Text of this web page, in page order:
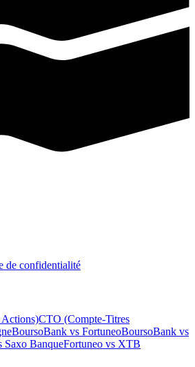
de confidentialité
Actions)CTO (Compte‑Titres
BoursoBank vs FortuneoBoursoBank vs
Saxo BanqueFortuneo vs XTB